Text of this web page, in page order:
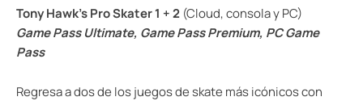
Tony Hawk’s Pro Skater 1 + 2 (Cloud, consola y PC)
Game Pass Ultimate, Game Pass Premium, PC Game
Pass
Regresa a dos de los juegos de skate más icónicos con